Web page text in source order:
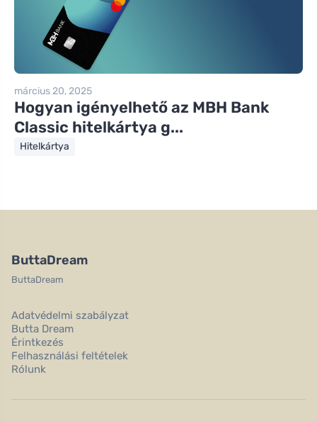
március 20, 2025
Hogyan igényelhető az MBH Bank
Classic hitelkártya g...
Hitelkártya
ButtaDream
ButtaDream
Adatvédelmi szabályzat
Butta Dream
Érintkezés
Felhasználási feltételek
Rólunk